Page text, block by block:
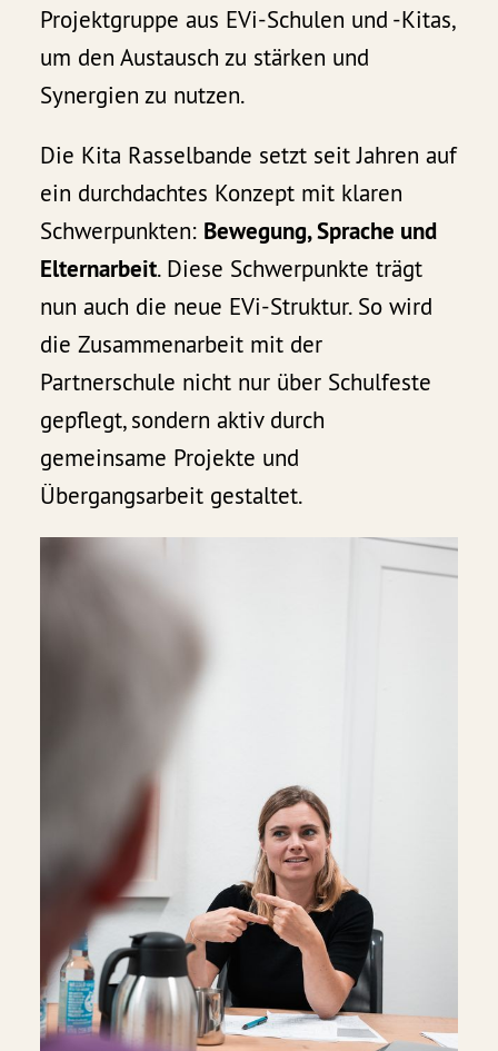
Projektgruppe aus EVi-Schulen und -Kitas,
um den Austausch zu stärken und
Synergien zu nutzen.
Die Kita Rasselbande setzt seit Jahren auf
ein durchdachtes Konzept mit klaren
Schwerpunkten: Bewegung, Sprache und
Elternarbeit. Diese Schwerpunkte trägt
nun auch die neue EVi-Struktur. So wird
die Zusammenarbeit mit der
Partnerschule nicht nur über Schulfeste
gepflegt, sondern aktiv durch
gemeinsame Projekte und
Übergangsarbeit gestaltet.